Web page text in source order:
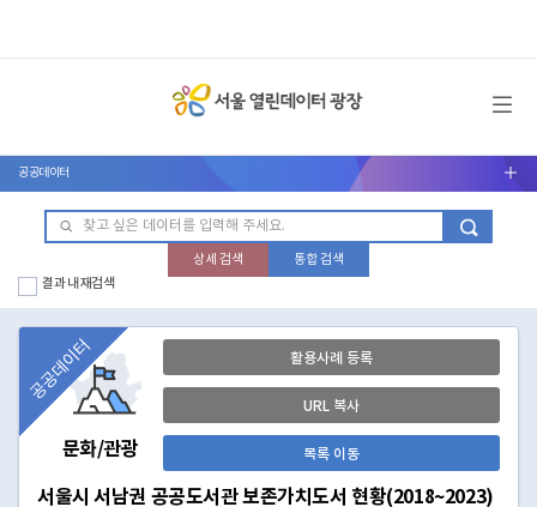
메뉴 열기
공공데이터 서브메뉴 열기
상세 검색
통합 검색
결과 내 재검색
문화/관광
공공데이터 활용사례 등록
URL 복사
목록 이동
서울시 서남권 공공도서관 보존가치도서 현황(2018~2023)